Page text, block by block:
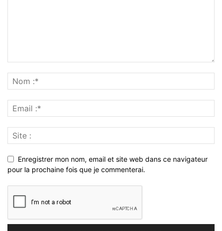
Enregistrer mon nom, email et site web dans ce navigateur
pour la prochaine fois que je commenterai.